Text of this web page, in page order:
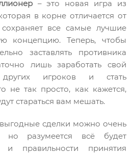
– это новая игра из
в корне отличается от
все самые лучшие
концепцию. Теперь, чтобы
заставлять противника
лишь заработать свой
игроков и стать
не так просто, как кажется,
стараться вам мешать.
сделки можно очень
но разумеется всё будет
правильности принятия